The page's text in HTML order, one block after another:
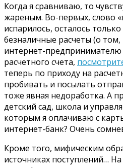
Когда я сравниваю, то
жареным. Во-первых, слово
испарилось, осталось
безналичные расчеты (о том,
интернет-предпринимателю
расчетного счета,
теперь по приходу на
пробивать и посылать
тоже явная недоработка. А
детский сад, школа и
которым я оплачиваю с
интернет-банк? Очень
Кроме того, мифическим
источниках поступлений…